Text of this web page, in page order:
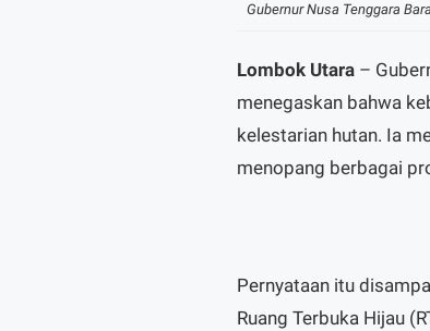
Gubernur Nusa Tenggara
Lombok Utara –
menegaskan bahwa
kelestarian hutan. Ia
menopang berbagai
Pernyataan itu
Ruang Terbuka Hijau